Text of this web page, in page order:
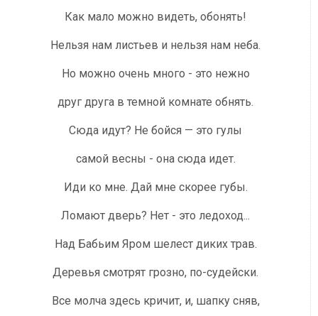
Как мало можно видеть, обонять!
Нельзя нам листьев и нельзя нам неба.
Но можно очень много - это нежно
друг друга в темной комнате обнять.
Сюда идут? Не бойся — это гулы
самой весны - она сюда идет.
Иди ко мне. Дай мне скорее губы.
Ломают дверь? Нет - это ледоход...
Над Бабьим Яром шелест диких трав.
Деревья смотрят грозно, по-судейски.
Все молча здесь кричит, и, шапку сняв,